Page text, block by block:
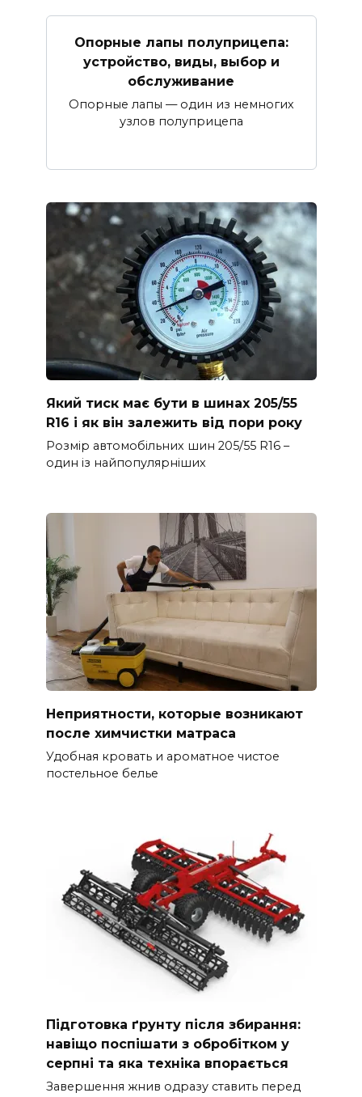
Опорные лапы полуприцепа:
устройство, виды, выбор и
обслуживание
Опорные лапы — один из немногих
узлов полуприцепа
Який тиск має бути в шинах 205/55
R16 і як він залежить від пори року
Розмір автомобільних шин 205/55 R16 –
один із найпопулярніших
Неприятности, которые возникают
после химчистки матраса
Удобная кровать и ароматное чистое
постельное белье
Підготовка ґрунту після збирання:
навіщо поспішати з обробітком у
серпні та яка техніка впорається
Завершення жнив одразу ставить перед